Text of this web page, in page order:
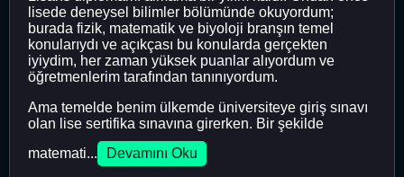
lisede deneysel bilimler bölümünde okuyordum;
burada fizik, matematik ve biyoloji branşın temel
konularıydı ve açıkçası bu konularda gerçekten
iyiydim, her zaman yüksek puanlar alıyordum ve
öğretmenlerim tarafından tanınıyordum.
Ama temelde benim ülkemde üniversiteye giriş sınavı
olan lise sertifika sınavına girerken. Bir şekilde
matemati...
Devamını Oku